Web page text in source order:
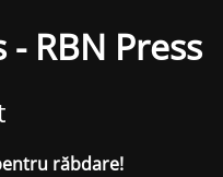
RBN Press
răbdare!